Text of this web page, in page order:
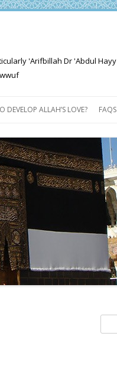
'Arifbillah Dr 'Abdul
DEVELOP ALLAH’S LOVE? FAQS
for: